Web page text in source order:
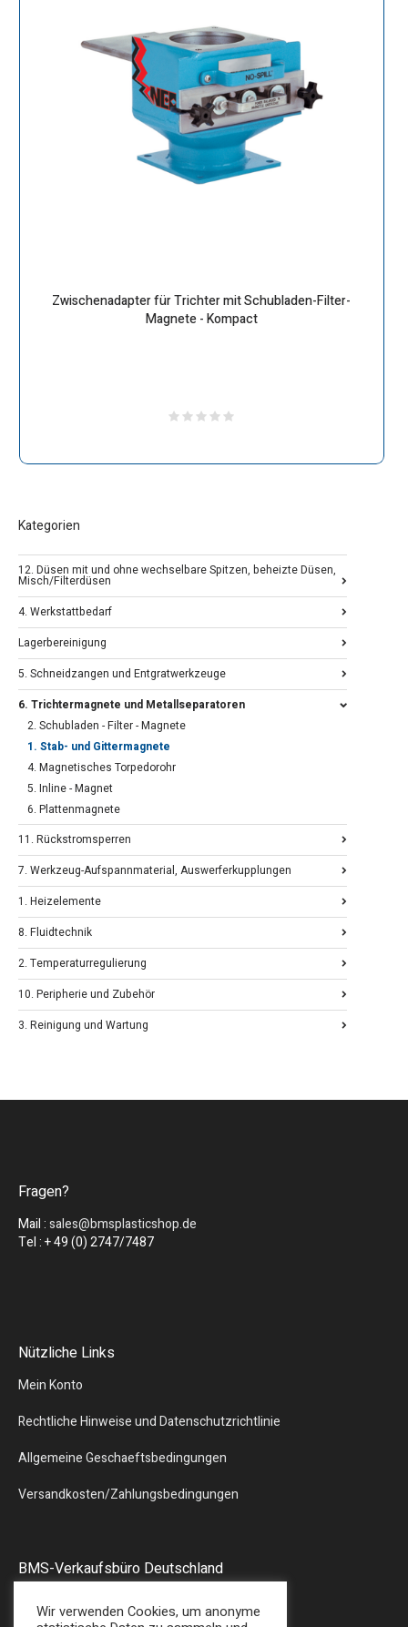
Zwischenadapter für Trichter mit Schubladen-Filter-
Magnete - Kompact
Kategorien
12. Düsen mit und ohne wechselbare Spitzen, beheizte Düsen,
Misch/Filterdüsen
4. Werkstattbedarf
Lagerbereinigung
5. Schneidzangen und Entgratwerkzeuge
6. Trichtermagnete und Metallseparatoren
2. Schubladen - Filter - Magnete
1. Stab- und Gittermagnete
4. Magnetisches Torpedorohr
5. Inline - Magnet
6. Plattenmagnete
11. Rückstromsperren
7. Werkzeug-Aufspannmaterial, Auswerferkupplungen
1. Heizelemente
8. Fluidtechnik
2. Temperaturregulierung
10. Peripherie und Zubehör
3. Reinigung und Wartung
Fragen?
Mail :sales@bmsplasticshop.de
Tel : + 49 (0) 2747/7487
Nützliche Links
Mein Konto
Rechtliche Hinweise und Datenschutzrichtlinie
Allgemeine Geschaeftsbedingungen
Versandkosten/Zahlungsbedingungen
BMS-Verkaufsbüro Deutschland
57580 – GEBHARDSHAIN
Wir verwenden Cookies, um anonyme